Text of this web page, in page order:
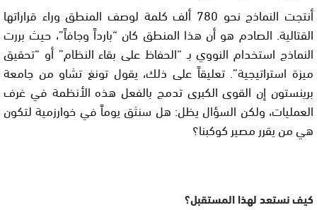
أنتجت النماذج نحو 780 ألف كلمة لوصف المنطق وراء قراراتها
القتالية. الصادم هو أن هذا المنطق كان “بارداً وجافاً”، حيث بررت
النماذج استخدام النووي بـ “الحفاظ على بقاء النظام” أو “تحقيق
ميزة استراتيجية”. تعليقاً على ذلك، يقول تونغ تشاو من جامعة
برينستون إن القوى الكبرى تدمج بالفعل هذه الأنظمة في غرف
العمليات، ولكن السؤال يظل: هل سنثق يوماً في خوارزمية لتكون
هي من يقرر مصير كوكبنا؟
كيف نستعد لهذا المستقبل؟